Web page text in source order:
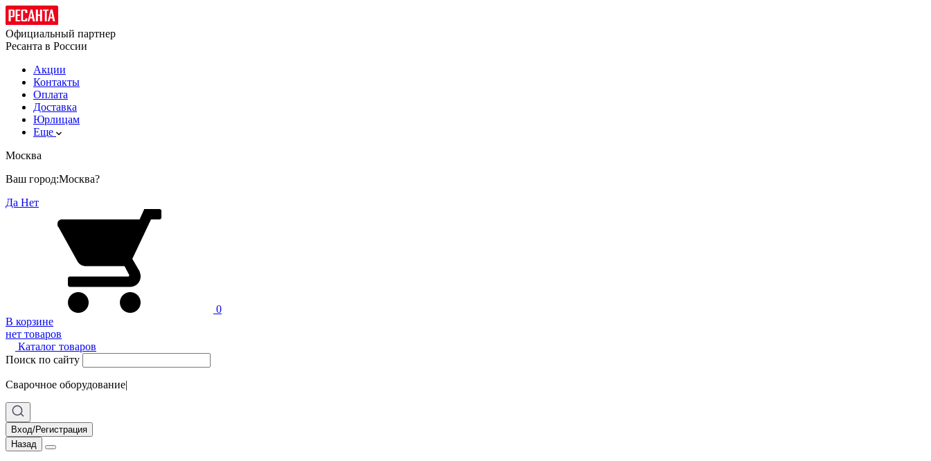
Официальный партнер
Ресанта в России
Акции
Контакты
Оплата
Доставка
Юрлицам
Еще
Москва
Ваш город:Москва?
Да Нет
0
В корзине
нет товаров
Каталог товаров
Поиск по сайту
Сварочное оборудование|
Вход/Регистрация
Назад